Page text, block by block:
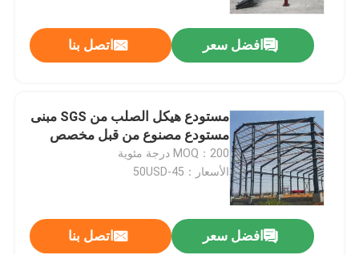
افضل سعر اتصل بنا
مستودع هيكل الصلب من SGS مبنى
مستودع مصنوع من قبل مخصص
MOQ：200 درجة مئوية
الأسعار：45-50USD
افضل سعر اتصل بنا